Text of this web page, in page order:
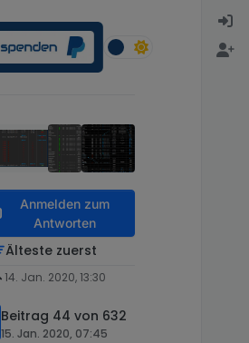
Anmelden zum
Antworten
Älteste zuerst
14. Jan. 2020, 13:30
Beitrag 44 von 632
15. Jan. 2020, 07:45